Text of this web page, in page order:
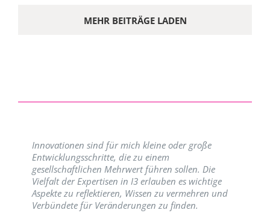
MEHR BEITRÄGE LADEN
Innovationen sind für mich kleine oder große
Entwicklungsschritte, die zu einem
gesellschaftlichen Mehrwert führen sollen. Die
Vielfalt der Expertisen in I3 erlauben es wichtige
Aspekte zu reflektieren, Wissen zu vermehren und
Verbündete für Veränderungen zu finden.